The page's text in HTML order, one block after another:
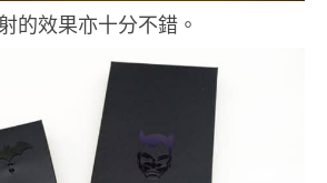
的效果亦十分不錯。